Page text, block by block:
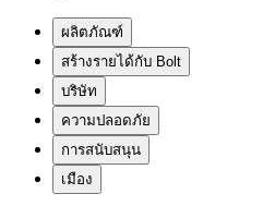
ผลิตภัณฑ์
สร้างรายได้กับ Bolt
บริษัท
ความปลอดภัย
การสนับสนุน
เมือง